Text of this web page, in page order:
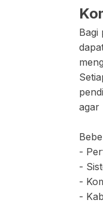
Bagi
agar
-
-
-
-